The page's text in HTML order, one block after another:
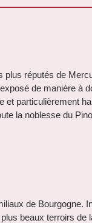
plus réputés de
de manière à
et particulièrement
la noblesse du
de Bourgogne.
beaux terroirs de